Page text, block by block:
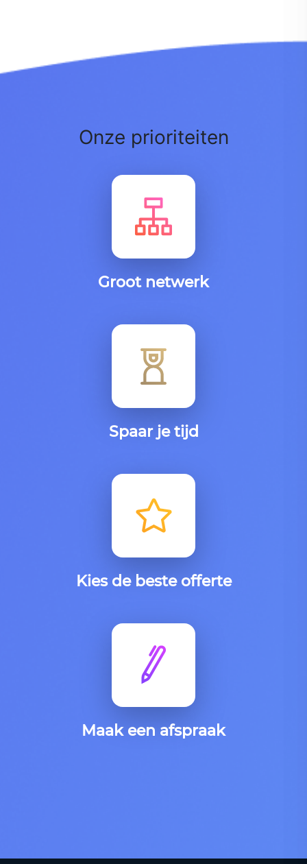
Onze prioriteiten
Groot netwerk
Spaar je tijd
Kies de beste offerte
Maak een afspraak